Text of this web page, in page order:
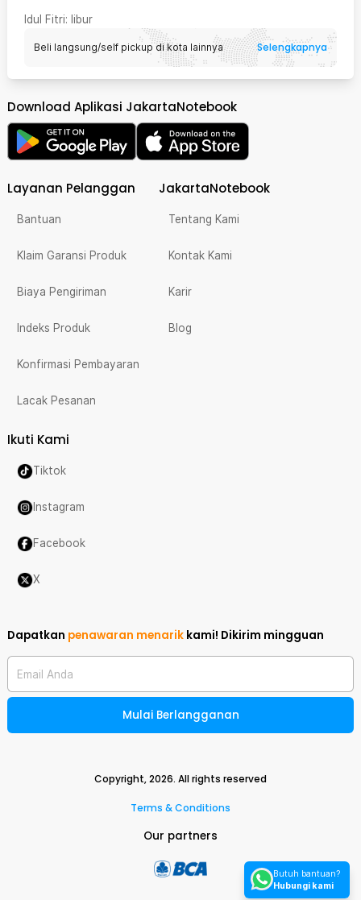
Idul Fitri: libur
Beli langsung/self pickup di kota lainnya Selengkapnya
Download Aplikasi JakartaNotebook
Layanan Pelanggan
Bantuan
Klaim Garansi Produk
Biaya Pengiriman
Indeks Produk
Konfirmasi Pembayaran
Lacak Pesanan
JakartaNotebook
Tentang Kami
Kontak Kami
Karir
Blog
Ikuti Kami
Tiktok
Instagram
Facebook
X
Dapatkan penawaran menarik kami! Dikirim mingguan
Email Anda
Mulai Berlangganan
Copyright,2026. All rights reserved
Terms & Conditions
Our partners
Butuh bantuan?
Hubungi kami